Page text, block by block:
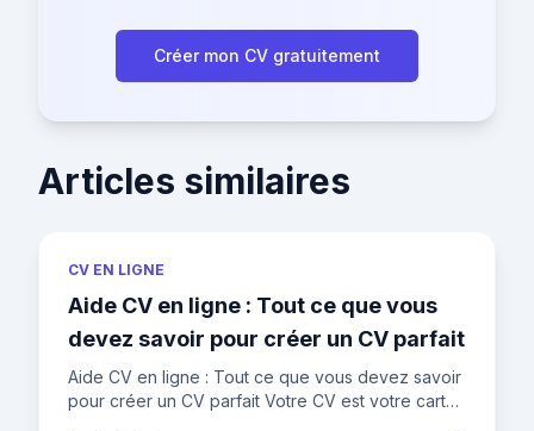
Créer mon CV gratuitement
Articles similaires
CV EN LIGNE
Aide CV en ligne : Tout ce que vous
devez savoir pour créer un CV parfait
Aide CV en ligne : Tout ce que vous devez savoir
pour créer un CV parfait Votre CV est votre carte